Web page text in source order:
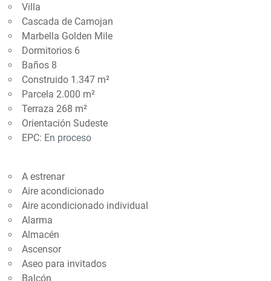
Villa
Cascada de Camojan
Marbella Golden Mile
Dormitorios 6
Baños 8
Construido 1.347 m²
Parcela 2.000 m²
Terraza 268 m²
Orientación Sudeste
EPC: En proceso
A estrenar
Aire acondicionado
Aire acondicionado individual
Alarma
Almacén
Ascensor
Aseo para invitados
Balcón